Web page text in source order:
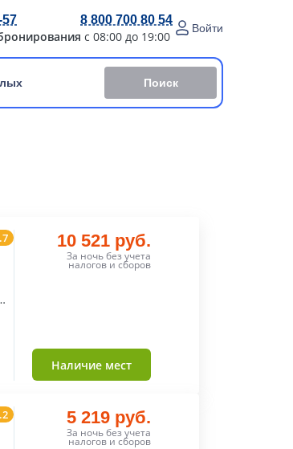
57 8 800 700 80 54
с 08:00 до 19:00
Войти
Поиск
10 521 руб.
За ночь без учета
налогов и сборов
Наличие мест
5 219 руб.
За ночь без учета
налогов и сборов